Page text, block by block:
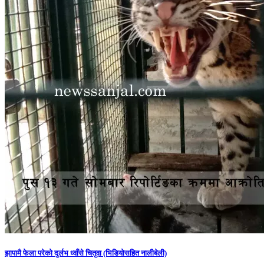
झापामै फेला परेको दुर्लभ ध्वाँसे चितुवा (भिडियोसहित नालीबेली)